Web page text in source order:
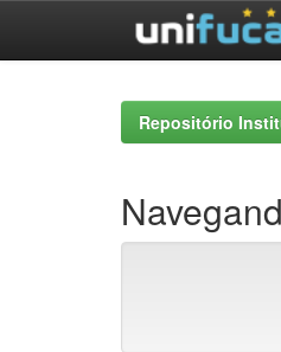
Repositório